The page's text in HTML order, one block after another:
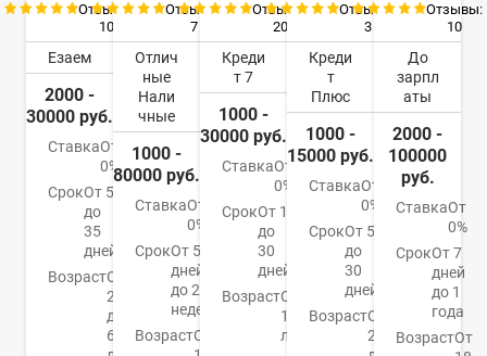
Отзывы:
10
Езаем
2000 -
30000 руб.
СтавкаОт
0%
СрокОт 5
до
35
дней
ВозрастОт
20
до
65
Отзывы:
7
Отлич
ные
Нали
чные
1000 -
80000 руб.
СтавкаОт
0%
СрокОт 5
дней
до 24
недель
ВозрастОт
Отзывы:
20
Креди
т 7
1000 -
30000 руб.
СтавкаОт
0%
СрокОт 1
до
30
дней
ВозрастОт
18
лет
Отзывы:
3
Креди
т
Плюс
1000 -
15000 руб.
СтавкаОт
0%
СрокОт 5
до
30
дней
ВозрастОт
22
Отзывы:
10
До
зарпл
аты
2000 -
100000
руб.
СтавкаОт
0%
СрокОт 7
дней
до 1
года
ВозрастОт